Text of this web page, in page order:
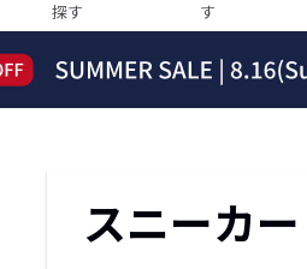
探す
す
すべての記事
HOTなコーデ TOP20
新ブランドご紹介！
スニーカ